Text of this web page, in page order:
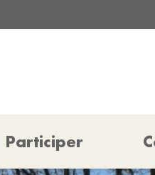
Participer